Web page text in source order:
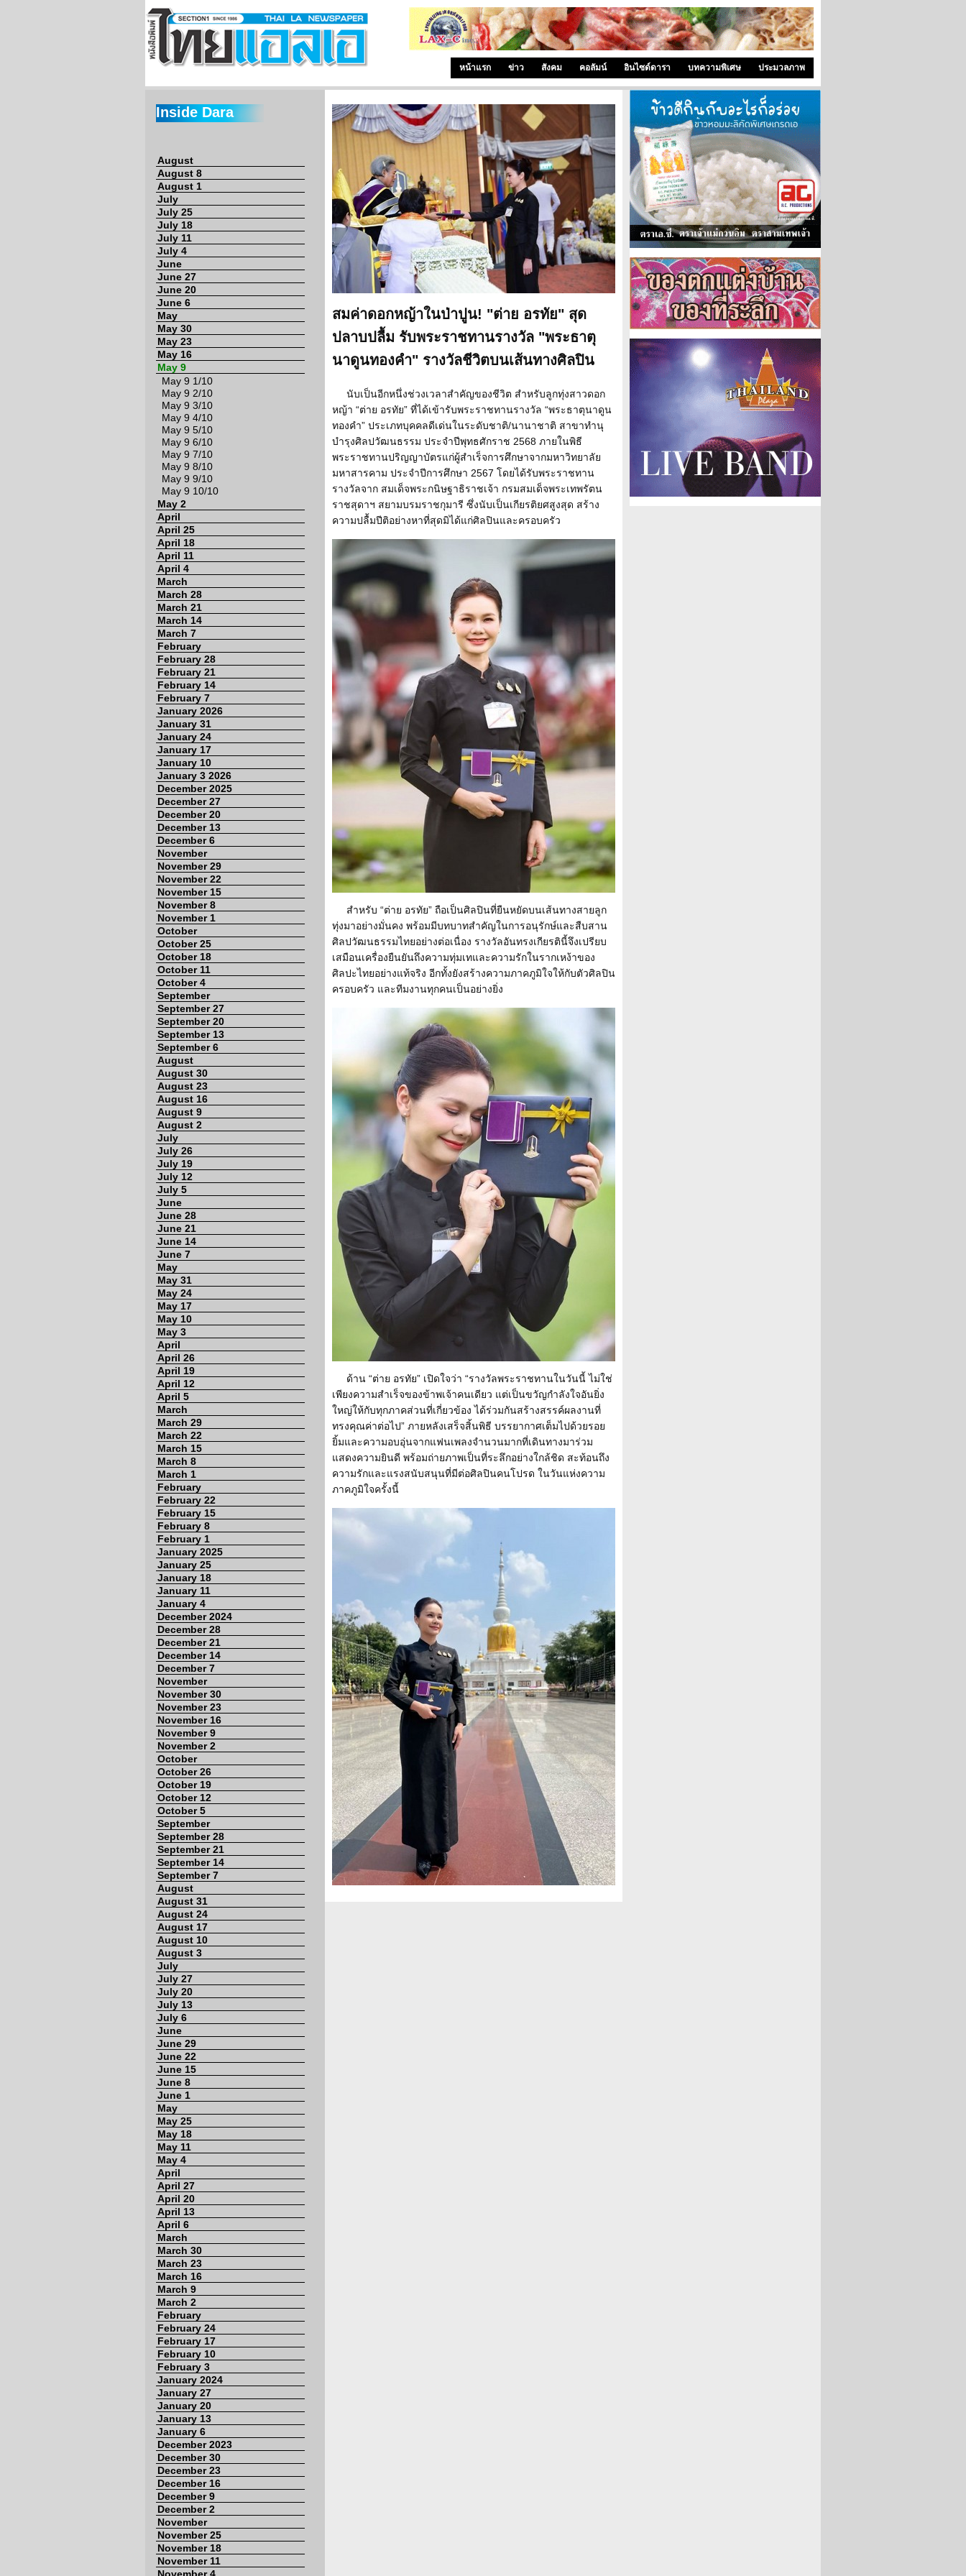
หน้าแรก ข่าว สังคม คอลัมน์ อินไซด์ดารา บทความพิเศษ ประมวลภาพ
Inside Dara
August
August 8
August 1
July
July 25
July 18
July 11
July 4
June
June 27
June 20
June 6
May
May 30
May 23
May 16
May 9
May 9 1/10
May 9 2/10
May 9 3/10
May 9 4/10
May 9 5/10
May 9 6/10
May 9 7/10
May 9 8/10
May 9 9/10
May 9 10/10
May 2
April
April 25
April 18
April 11
April 4
March
March 28
March 21
March 14
March 7
February
February 28
February 21
February 14
February 7
January 2026
January 31
January 24
January 17
January 10
January 3 2026
December 2025
December 27
December 20
December 13
December 6
November
November 29
November 22
November 15
November 8
November 1
October
October 25
October 18
October 11
October 4
September
September 27
September 20
September 13
September 6
August
August 30
August 23
August 16
August 9
August 2
July
July 26
July 19
July 12
July 5
June
June 28
June 21
June 14
June 7
May
May 31
May 24
May 17
May 10
May 3
April
April 26
April 19
April 12
April 5
March
March 29
March 22
March 15
March 8
March 1
February
February 22
February 15
February 8
February 1
January 2025
January 25
January 18
January 11
January 4
December 2024
December 28
December 21
December 14
December 7
November
November 30
November 23
November 16
November 9
November 2
October
October 26
October 19
October 12
October 5
September
September 28
September 21
September 14
September 7
August
August 31
August 24
August 17
August 10
August 3
July
July 27
July 20
July 13
July 6
June
June 29
June 22
June 15
June 8
June 1
May
May 25
May 18
May 11
May 4
April
April 27
April 20
April 13
April 6
March
March 30
March 23
March 16
March 9
March 2
February
February 24
February 17
February 10
February 3
January 2024
January 27
January 20
January 13
January 6
December 2023
December 30
December 23
December 16
December 9
December 2
November
November 25
November 18
November 11
สมค่าดอกหญ้าในป่าปูน! "ต่าย อรทัย" สุด
ปลาบปลื้ม รับพระราชทานรางวัล "พระธาตุ
นาดูนทองคำ" รางวัลชีวิตบนเส้นทางศิลปิน
นับเป็นอีกหนึ่งช่วงเวลาสำคัญของชีวิต สำหรับลูกทุ่งสาวดอก
หญ้า “ต่าย อรทัย” ที่ได้เข้ารับพระราชทานรางวัล “พระธาตุนาดูน
ทองคำ” ประเภทบุคคลดีเด่นในระดับชาติ/นานาชาติ สาขาทำนุ
บำรุงศิลปวัฒนธรรม ประจำปีพุทธศักราช 2568 ภายในพิธี
พระราชทานปริญญาบัตรแก่ผู้สำเร็จการศึกษาจากมหาวิทยาลัย
มหาสารคาม ประจำปีการศึกษา 2567 โดยได้รับพระราชทาน
รางวัลจาก สมเด็จพระกนิษฐาธิราชเจ้า กรมสมเด็จพระเทพรัตน
ราชสุดาฯ สยามบรมราชกุมารี ซึ่งนับเป็นเกียรติยศสูงสุด สร้าง
ความปลื้มปีติอย่างหาที่สุดมิได้แก่ศิลปินและครอบครัว
สำหรับ “ต่าย อรทัย” ถือเป็นศิลปินที่ยืนหยัดบนเส้นทางสายลูก
ทุ่งมาอย่างมั่นคง พร้อมมีบทบาทสำคัญในการอนุรักษ์และสืบสาน
ศิลปวัฒนธรรมไทยอย่างต่อเนื่อง รางวัลอันทรงเกียรตินี้จึงเปรียบ
เสมือนเครื่องยืนยันถึงความทุ่มเทและความรักในรากเหง้าของ
ศิลปะไทยอย่างแท้จริง อีกทั้งยังสร้างความภาคภูมิใจให้กับตัวศิลปิน
ครอบครัว และทีมงานทุกคนเป็นอย่างยิ่ง
ด้าน “ต่าย อรทัย” เปิดใจว่า “รางวัลพระราชทานในวันนี้ ไม่ใช่
เพียงความสำเร็จของข้าพเจ้าคนเดียว แต่เป็นขวัญกำลังใจอันยิ่ง
ใหญ่ให้กับทุกภาคส่วนที่เกี่ยวข้อง ได้ร่วมกันสร้างสรรค์ผลงานที่
ทรงคุณค่าต่อไป” ภายหลังเสร็จสิ้นพิธี บรรยากาศเต็มไปด้วยรอย
ยิ้มและความอบอุ่นจากแฟนเพลงจำนวนมากที่เดินทางมาร่วม
แสดงความยินดี พร้อมถ่ายภาพเป็นที่ระลึกอย่างใกล้ชิด สะท้อนถึง
ความรักและแรงสนับสนุนที่มีต่อศิลปินคนโปรด ในวันแห่งความ
ภาคภูมิใจครั้งนี้